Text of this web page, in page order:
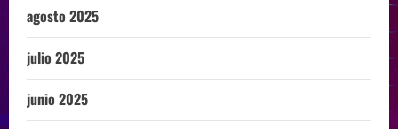
agosto 2025
julio 2025
junio 2025